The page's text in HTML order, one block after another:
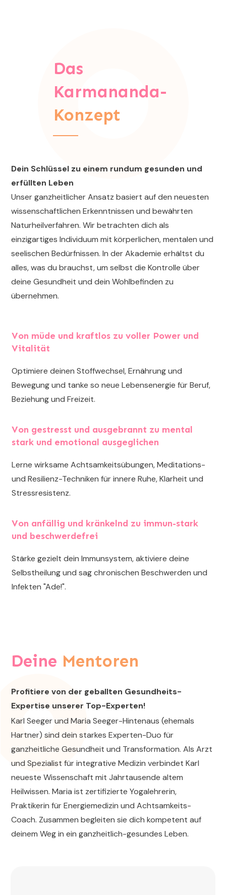
Das
Karmananda-
Konzept
Dein Schlüssel zu einem rundum gesunden und
erfüllten Leben
Unser ganzheitlicher Ansatz basiert auf den neuesten
wissenschaftlichen Erkenntnissen und bewährten
Naturheilverfahren. Wir betrachten dich als
einzigartiges Individuum mit körperlichen, mentalen und
seelischen Bedürfnissen. In der Akademie erhältst du
alles, was du brauchst, um selbst die Kontrolle über
deine Gesundheit und dein Wohlbefinden zu
übernehmen.
Von müde und kraftlos zu voller Power und
Vitalität
Optimiere deinen Stoffwechsel, Ernährung und
Bewegung und tanke so neue Lebensenergie für Beruf,
Beziehung und Freizeit.
Von gestresst und ausgebrannt zu mental
stark und emotional ausgeglichen
Lerne wirksame Achtsamkeitsübungen, Meditations-
und Resilienz-Techniken für innere Ruhe, Klarheit und
Stressresistenz.
Von anfällig und kränkelnd zu immun-stark
und beschwerdefrei
Stärke gezielt dein Immunsystem, aktiviere deine
Selbstheilung und sag chronischen Beschwerden und
Infekten "Ade!".
Deine Mentoren
Profitiere von der geballten Gesundheits-
Expertise unserer Top-Experten!
Karl Seeger und Maria Seeger-Hintenaus (ehemals
Hartner) sind dein starkes Experten-Duo für
ganzheitliche Gesundheit und Transformation. Als Arzt
und Spezialist für integrative Medizin verbindet Karl
neueste Wissenschaft mit Jahrtausende altem
Heilwissen. Maria ist zertifizierte Yogalehrerin,
Praktikerin für Energiemedizin und Achtsamkeits-
Coach. Zusammen begleiten sie dich kompetent auf
deinem Weg in ein ganzheitlich-gesundes Leben.